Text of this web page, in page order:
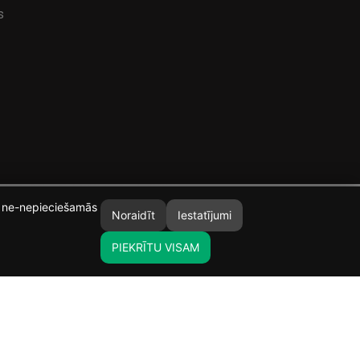
nepieciešamās
Noraidīt Iestatījumi
PIEKRĪTU VISAM